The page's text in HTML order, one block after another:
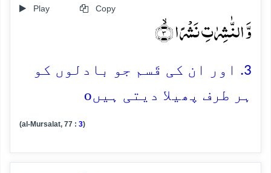
Play Copy
وَّ النّٰشِرٰتِ نَشۡرًا ۙ﴿۳﴾
3. اور ان کی قَسم جو بادلوں کو
ہر طرف پھیلا دیتی ہیںo
(al-Mursalat, 77 : 3)